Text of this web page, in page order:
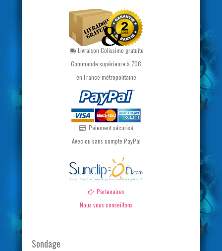
Livraison Colissimo gratuite
Commande supérieure à 70€
en France métropolitaine
Paiement sécurisé
Avec ou sans compte PayPal
Partenaires
Nous vous conseillons
Sondage